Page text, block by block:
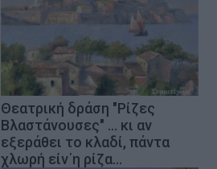
Θεατρική δράση "Ρίζες
Βλαστάνουσες" … κι αν
εξεράθει το κλαδί, πάντα
χλωρή είν΄η ρίζα…